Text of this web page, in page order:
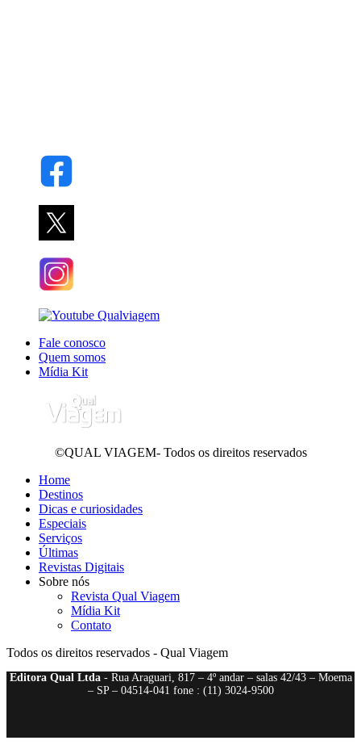
Fale conosco
Quem somos
Mídia Kit
©QUAL VIAGEM- Todos os direitos reservados
Home
Destinos
Dicas e curiosidades
Especiais
Serviços
Últimas
Revistas Digitais
Sobre nós
Revista Qual Viagem
Mídia Kit
Contato
Todos os direitos reservados - Qual Viagem
Editora Qual Ltda- Rua Araguari, 817 – 4º andar – salas 42/43 – Moema
– SP – 04514-041 fone : (11) 3024-9500